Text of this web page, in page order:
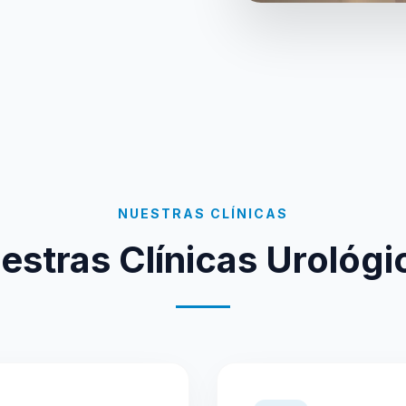
NUESTRAS CLÍNICAS
Clínicas